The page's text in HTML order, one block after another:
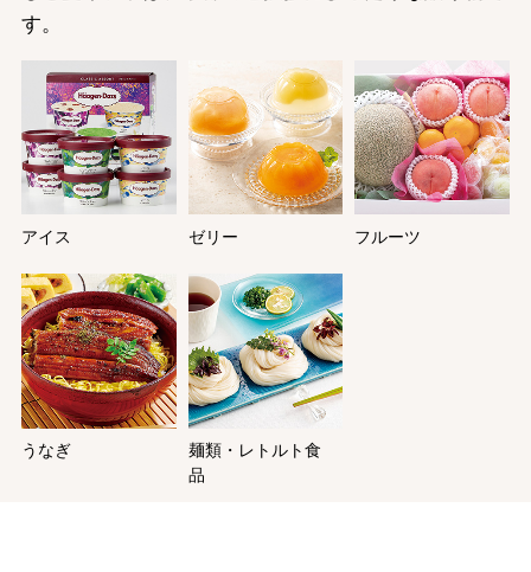
す。
アイス ゼリー フルーツ
うなぎ
麺類・レトルト食
品
フード＆スイーツ
ビューティー
ファッション
ホーム＆インテリア
ベビー＆キッズ
大丸・松坂屋のギフト
出産内祝い
結婚内祝い
お香典返し
バレンタインチョコレート
ホワイトデー
母の日
父の日
お中元
敬老の日